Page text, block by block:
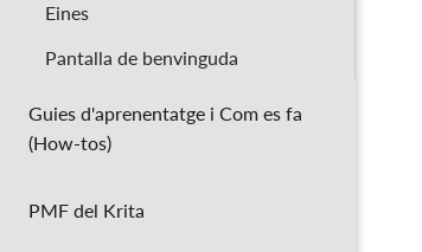
Eines
Pantalla de benvinguda
Guies d'aprenentatge i Com es fa
(How-tos)
PMF del Krita